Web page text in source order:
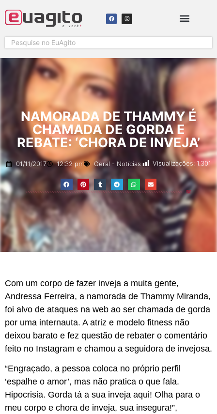
NAMORADA DE THAMMY É
CHAMADA DE GORDA E
REBATE: ‘CHORA DE INVEJA’
01/11/2017 12:32 pm Geral - Notícias Visualizações: 1.301
Com um corpo de fazer inveja a muita gente,
Andressa Ferreira, a namorada de Thammy Miranda,
foi alvo de ataques na web ao ser chamada de gorda
por uma internauta. A atriz e modelo fitness não
deixou barato e fez questão de rebater o comentário
feito no Instagram e chamou a seguidora de invejosa.
“Engraçado, a pessoa coloca no próprio perfil
‘espalhe o amor’, mas não pratica o que fala.
Hipocrisia. Gorda tá a sua inveja aqui! Olha para o
meu corpo e chora de inveja, sua insegura!”,